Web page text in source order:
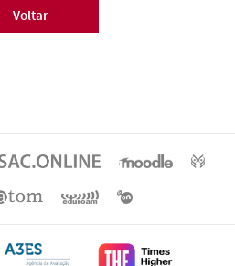
Voltar